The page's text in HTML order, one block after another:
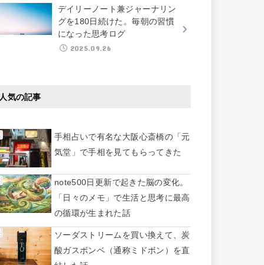
デイリーノート兼ジャーナリン
グを180日続けた。毎朝の習慣
になった思考ログ
2025.09.26
人気の記事
手相占いで有名な大阪心斎橋の「元
気堂」で手相を見てもらってきた
note500日更新で起きた脳の変化。
「日々のメモ」で生活と思考に最高
の循環が生まれた話
ソーダストリームを買い換えて、炭
酸ガスボンベ（通称ミドボン）を直